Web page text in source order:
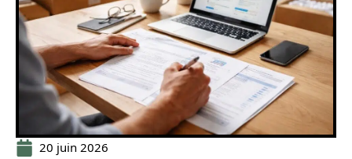
20 juin 2026